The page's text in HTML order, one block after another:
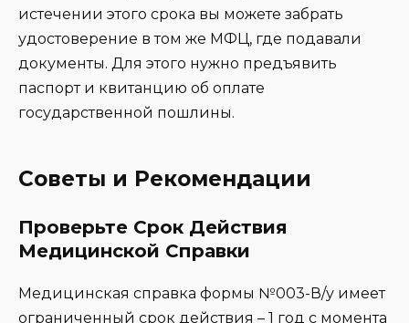
истечении этого срока вы можете забрать
удостоверение в том же МФЦ, где подавали
документы. Для этого нужно предъявить
паспорт и квитанцию об оплате
государственной пошлины.
Советы и Рекомендации
Проверьте Срок Действия
Медицинской Справки
Медицинская справка формы №003-В/у имеет
ограниченный срок действия – 1 год с момента